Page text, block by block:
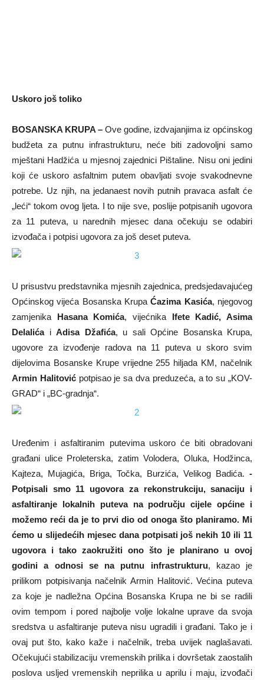
Uskoro još toliko
BOSANSKA KRUPA – Ove godine, izdvajanjima iz općinskog
budžeta za putnu infrastrukturu, neće biti zadovoljni samo
mještani Hadžića u mjesnoj zajednici Pištaline. Nisu oni jedini
koji će uskoro asfaltnim putem obavljati svoje svakodnevne
potrebe. Uz njih, na jedanaest novih putnih pravaca asfalt će
„leći“ tokom ovog ljeta. I to nije sve, poslije potpisanih ugovora
za 11 puteva, u narednih mjesec dana očekuju se odabiri
izvođača i potpisi ugovora za još deset puteva.
U prisustvu predstavnika mjesnih zajednica, predsjedavajućeg
Općinskog vijeća Bosanska KrupaĆazima Kasića, njegovog
zamjenika Hasana Komića, vijećnika Ifete Kadić, Asima
Delalićai Adisa Džafića, u sali Općine Bosanska Krupa,
ugovore za izvođenje radova na 11 puteva u skoro svim
dijelovima Bosanske Krupe vrijedne 255 hiljada KM, načelnik
Armin Halitovićpotpisao je sa dva preduzeća, a to su „KOV-
GRAD“ i „BC-gradnja“.
Uređenim i asfaltiranim putevima uskoro će biti obradovani
građani ulice Proleterska, zatim Volodera, Oluka, Hodžinca,
Kajteza, Mujagića, Briga, Točka, Burzića, Velikog Badića. -
Potpisali smo 11 ugovora za rekonstrukciju, sanaciju i
asfaltiranje lokalnih puteva na području cijele općine i
možemo reći da je to prvi dio od onoga što planiramo. Mi
ćemo u slijedećih mjesec dana potpisati još nekih 10 ili 11
ugovora i tako zaokružiti ono što je planirano u ovoj
godini a odnosi se na putnu infrastrukturu, kazao je
prilikom potpisivanja načelnik Armin Halitović. Većina puteva
za koje je nadležna Općina Bosanska Krupa ne bi se radili
ovim tempom i pored najbolje volje lokalne uprave da svoja
sredstva u asfaltiranje puteva nisu ugradili i građani. Tako je i
ovaj put što, kako kaže i načelnik, treba uvijek naglašavati.
Očekujući stabilizaciju vremenskih prilika i dovršetak zaostalih
poslova usljed vremenskih neprilika u aprilu i maju, izvođači